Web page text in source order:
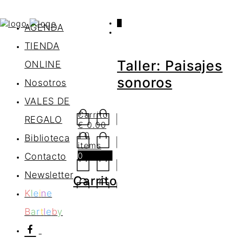
AGENDA
TIENDA
ONLINE
Nosotros
VALES DE
REGALO
Biblioteca
Contacto
Newsletter
Kleine
Bartleby
Carrito
€0.00
/ 0
items
0
Carrito
Taller: Paisajes
sonoros